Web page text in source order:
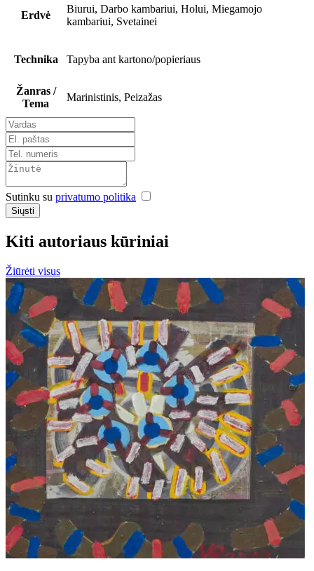
Erdvė
Biurui, Darbo kambariui, Holui, Miegamojo
kambariui, Svetainei
Technika Tapyba ant kartono/popieriaus
Žanras /
Tema
Marinistinis, Peizažas
Sutinku su privatumo politika
Siųsti
Kiti autoriaus kūriniai
Žiūrėti visus